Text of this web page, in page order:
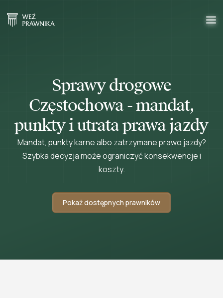
Sprawy drogowe
Częstochowa - mandat,
punkty i utrata prawa jazdy
Mandat, punkty karne albo zatrzymane prawo jazdy?
Szybka decyzja może ograniczyć konsekwencje i
koszty.
Pokaż dostępnych prawników